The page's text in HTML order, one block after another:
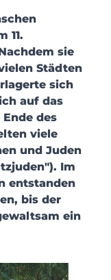
11.
sie
Städten
sich
auf das
des
viele
und Juden
Im
entstanden
bis der
ein